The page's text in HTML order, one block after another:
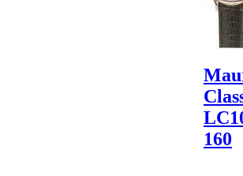
160